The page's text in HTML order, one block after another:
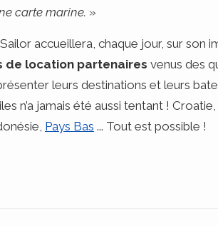
carte marine. »
accueillera, chaque jour, sur son
de location partenaires venus des
leurs destinations et leurs
n’a jamais été aussi tentant !
Pays Bas ... Tout est possible !